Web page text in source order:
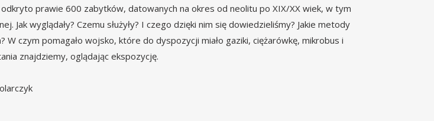
prawie 600 zabytków, datowanych na okres od neolitu po XIX/XX wiek, w tym
Jak wyglądały? Czemu służyły? I czego dzięki nim się dowiedzieliśmy? Jakie metody
W czym pomagało wojsko, które do dyspozycji miało gaziki, ciężarówkę, mikrobus i
znajdziemy, oglądając ekspozycję.